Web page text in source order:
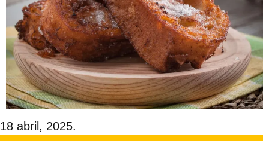
18 abril, 2025.